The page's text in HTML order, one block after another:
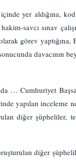
yer aldığına,
savcı sınav
görev
davacının
… Cumhuriyet
yapılan inceleme
diğer
diğer